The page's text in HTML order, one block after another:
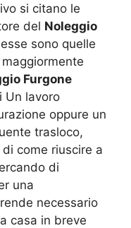
si citano le
del Noleggio
sono quelle
Furgone
Un lavoro
oppure un
trasloco,
come riuscire a
di
una
necessario
casa in breve